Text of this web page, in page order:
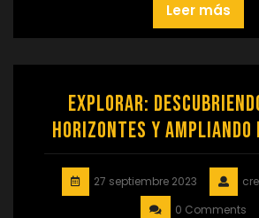
Leer más
Explorar:
horizontes y
27 septiembre 2023
0 Comments